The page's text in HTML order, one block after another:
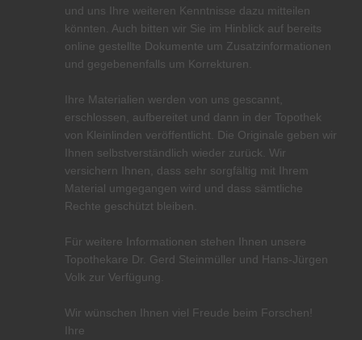
und uns Ihre weiteren Kenntnisse dazu mitteilen
könnten. Auch bitten wir Sie im Hinblick auf bereits
online gestellte Dokumente um Zusatzinformationen
und gegebenenfalls um Korrekturen.
Ihre Materialien werden von uns gescannt,
erschlossen, aufbereitet und dann in der Topothek
von Kleinlinden veröffentlicht. Die Originale geben wir
Ihnen selbstverständlich wieder zurück. Wir
versichern Ihnen, dass sehr sorgfältig mit Ihrem
Material umgegangen wird und dass sämtliche
Rechte geschützt bleiben.
Für weitere Informationen stehen Ihnen unsere
Topothekare Dr. Gerd Steinmüller und Hans-Jürgen
Volk zur Verfügung.
Wir wünschen Ihnen viel Freude beim Forschen!
Ihre